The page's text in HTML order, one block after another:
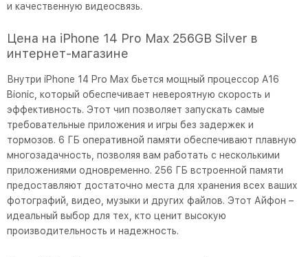
и качественную видеосвязь.
Цена на iPhone 14 Pro Max 256GB Silver в
интернет-магазине
Внутри iPhone 14 Pro Max бьется мощный процессор A16
Bionic, который обеспечивает невероятную скорость и
эффективность. Этот чип позволяет запускать самые
требовательные приложения и игры без задержек и
тормозов. 6 ГБ оперативной памяти обеспечивают плавную
многозадачность, позволяя вам работать с несколькими
приложениями одновременно. 256 ГБ встроенной памяти
предоставляют достаточно места для хранения всех ваших
фотографий, видео, музыки и других файлов. Этот Айфон –
идеальный выбор для тех, кто ценит высокую
производительность и надежность.